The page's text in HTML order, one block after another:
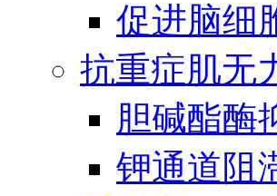
促进脑细
抗重症肌无
胆碱酯酶
钾通道阻